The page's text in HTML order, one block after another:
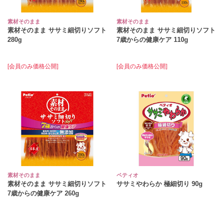
素材そのまま
素材そのまま ササミ細切りソフト
280g
[会員のみ価格公開]
素材そのまま
素材そのまま ササミ細切りソフト
7歳からの健康ケア 110g
[会員のみ価格公開]
素材そのまま
素材そのまま ササミ細切りソフト
7歳からの健康ケア 260g
ペティオ
ササミやわらか 極細切り 90g